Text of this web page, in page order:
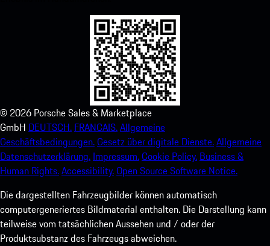
© 2026 Porsche Sales & Marketplace
GmbH DEUTSCH. FRANCAIS.Allgemeine
Geschäftsbedingungen.Gesetz über digitale Dienste.Allgemeine
Datenschutzerklärung. Impressum.Cookie Policy. Business &
Human Rights.Accessibility.Open Source Software Notice.
Die dargestellten Fahrzeugbilder können automatisch
computergeneriertes Bildmaterial enthalten. Die Darstellung kann
teilweise vom tatsächlichen Aussehen und / oder der
Produktsubstanz des Fahrzeugs abweichen.